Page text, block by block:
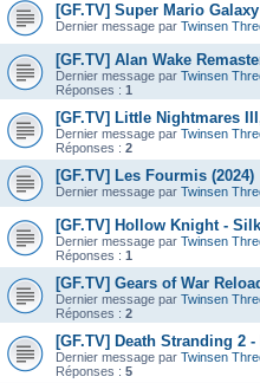
[GF.TV] Super Mario
Dernier message par Twinsen
[GF.TV] Alan Wake
Dernier message par Twinsen
Réponses : 1
[GF.TV] Little Nightmares
Dernier message par Twinsen
Réponses : 2
[GF.TV] Les Fourmis (2024)
Dernier message par Twinsen
[GF.TV] Hollow Knight -
Dernier message par Twinsen
Réponses : 1
[GF.TV] Gears of War
Dernier message par Twinsen
Réponses : 2
[GF.TV] Death Stranding 2
Dernier message par Twinsen
Réponses : 5